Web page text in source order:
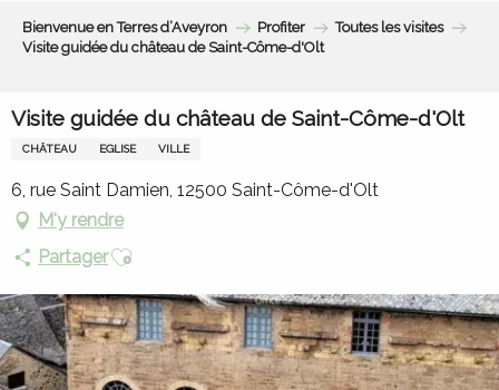
Bienvenue en Terres d’Aveyron Profiter
Toutes les visites
Visite guidée du château de Saint-Côme-d'Olt
Visite guidée du château de Saint-Côme-d'Olt
CHÂTEAU EGLISE VILLE
6, rue Saint Damien, 12500 Saint-Côme-d'Olt
M'y rendre
PartagerAjouter aux favoris